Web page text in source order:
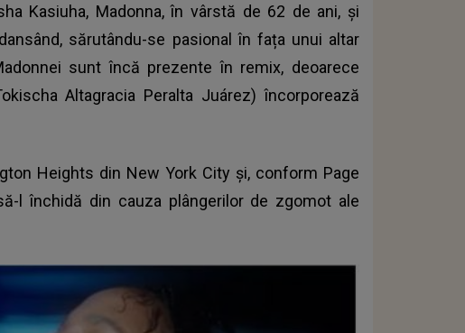
Kasiuha, Madonna, în vârstă de 62 de ani, și
sărutându-se pasional în fața unui altar
sunt încă prezente în remix, deoarece
Altagracia Peralta Juárez) încorporează
Heights din New York City și, conform Page
l închidă din cauza plângerilor de zgomot ale